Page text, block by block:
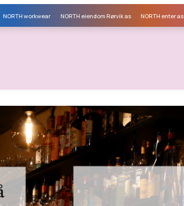
NORTH workwear NORTH eiendom Rørvik as NORTH enter as